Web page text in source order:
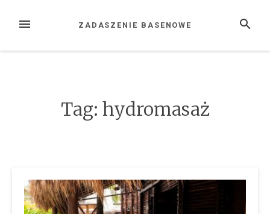
MENU SZUKAJ
ZADASZENIE BASENOWE
Tag: hydromasaż